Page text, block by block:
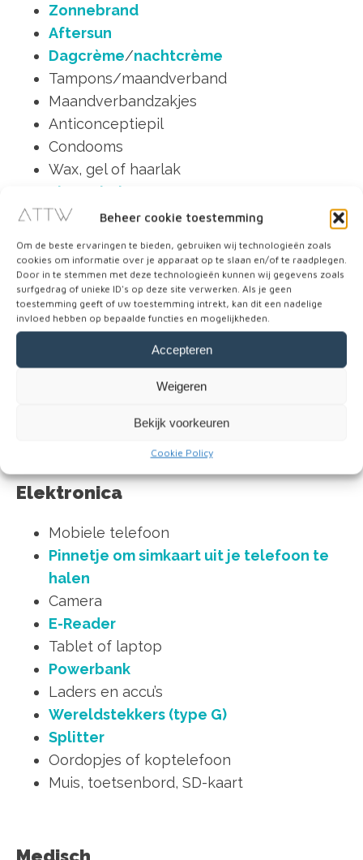
Beheer cookie toestemming
Om de beste ervaringen te bieden, gebruiken wij technologieën zoals
cookies om informatie over je apparaat op te slaan en/of te raadplegen.
Door in te stemmen met deze technologieën kunnen wij gegevens zoals
surfgedrag of unieke ID's op deze site verwerken. Als je geen
toestemming geeft of uw toestemming intrekt, kan dit een nadelige
invloed hebben op bepaalde functies en mogelijkheden.
Accepteren
Weigeren
Bekijk voorkeuren
Cookie Policy
Zonnebrand
Aftersun
Dagcrème/nachtcrème
Tampons/maandverband
Maandverbandzakjes
Anticonceptiepil
Condooms
Wax, gel of haarlak
Lippenbalsum
Make-up
Vochtige doekjes
Let op: In Azië zijn tampons lastiger verkrijgbaar
dan maandverband. In Singapore kun je wel
tampons vinden, maar houd er rekening mee
dat er weinig keuze is en de prijs hoog ligt. Wij
raden aan om vanuit Nederland voldoende
Elektronica
Mobiele telefoon
Pinnetje om simkaart uit je telefoon te
halen
Camera
E-Reader
Tablet of laptop
Powerbank
Laders en accu’s
Wereldstekkers (type G)
Splitter
Oordopjes of koptelefoon
Muis, toetsenbord, SD-kaart